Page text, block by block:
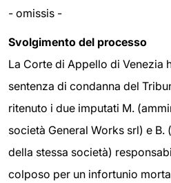
- omissis -
Svolgimento del processo
La Corte di Appello di Venezia
sentenza di condanna del
ritenuto i due imputati M.
società General Works srl) e
della stessa società)
colposo per un infortunio